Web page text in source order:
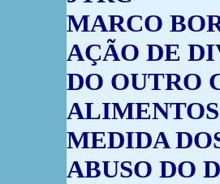
MARCO
AÇÃO DE
DO OUTRO
MEDIDA
ABUSO DO